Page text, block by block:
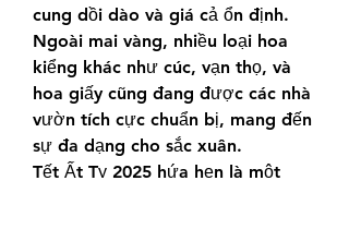
cung dồi dào và giá cả ổn định.
Ngoài mai vàng, nhiều loại hoa
kiểng khác như cúc, vạn thọ, và
hoa giấy cũng đang được các nhà
vườn tích cực chuẩn bị, mang đến
sự đa dạng cho sắc xuân.
Tết Ất Tỵ 2025 hứa hẹn là một